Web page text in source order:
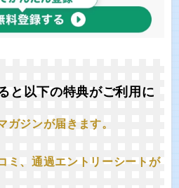
と以下の特典がご利用に
ガジンが届きます。
ミ、通過エントリーシートが